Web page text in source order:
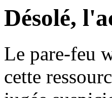
Désolé,
Le pare-feu
cette